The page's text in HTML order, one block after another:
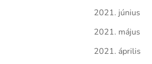
2021. június
2021. május
2021. április